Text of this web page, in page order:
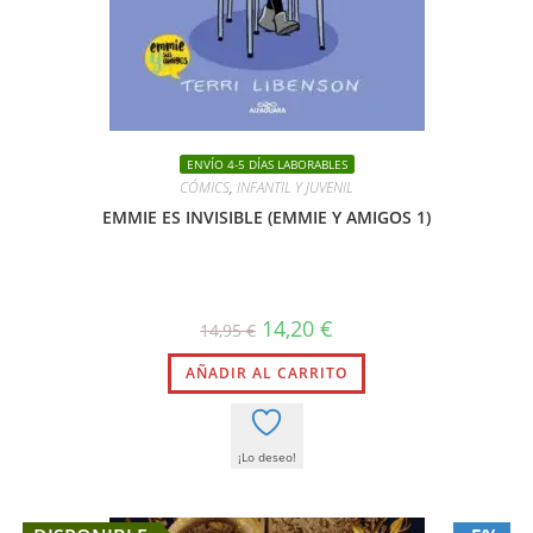
ENVÍO 4-5 DÍAS LABORABLES
CÓMICS, INFANTIL Y JUVENIL
EMMIE ES INVISIBLE (EMMIE Y AMIGOS 1)
14,95€ El
precio
original
era:
14,95 €.
14,20 €
actual
es:
14,20 €.
AÑADIR AL CARRITO
¡Lo deseo!